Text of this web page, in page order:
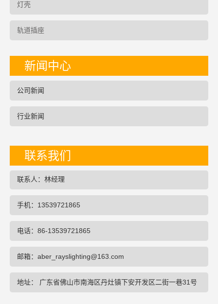
灯壳
轨道插座
新闻中心
公司新闻
行业新闻
联系我们
联系人：林经理
手机：13539721865
电话：86-13539721865
邮箱：aber_rayslighting@163.com
地址： 广东省佛山市南海区丹灶镇下安开发区二街一巷31号